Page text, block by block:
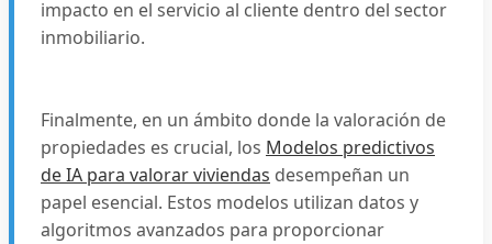
impacto en el servicio al cliente dentro del sector
inmobiliario.
Finalmente, en un ámbito donde la valoración de
propiedades es crucial, los Modelos predictivos
de IA para valorar viviendas desempeñan un
papel esencial. Estos modelos utilizan datos y
algoritmos avanzados para proporcionar